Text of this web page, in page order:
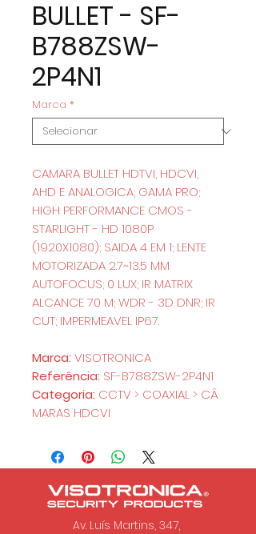
BULLET - SF-
B788ZSW-
2P4N1
Marca *
CAMARA BULLET HDTVI, HDCVI,
AHD E ANALOGICA; GAMA PRO;
HIGH PERFORMANCE CMOS -
STARLIGHT - HD 1080P
(1920X1080); SAIDA 4 EM 1; LENTE
MOTORIZADA 2.7~13.5 MM
AUTOFOCUS; 0 LUX; IR MATRIX
ALCANCE 70 M; WDR - 3D DNR; IR
CUT; IMPERMEAVEL IP67.
Marca: VISOTRONICA
Referência: SF-B788ZSW-2P4N1
Categoria: CCTV > COAXIAL > CÂ
MARAS HDCVI
Av. Luís Martins, 347,